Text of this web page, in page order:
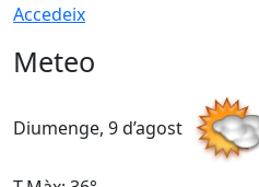
Accedeix
Meteo
Diumenge, 9 d’agost